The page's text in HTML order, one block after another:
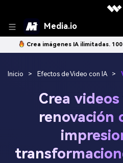
Media.io
Crea imágenes IA ilimitadas.
Inicio > Efectos de Video con IA >
Crea
renovación